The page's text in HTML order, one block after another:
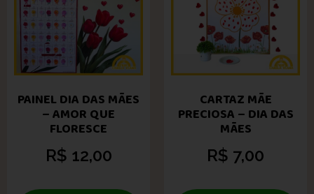
PAINEL DIA DAS MÃES
– AMOR QUE
FLORESCE
R$ 12,00
CARTAZ MÃE
PRECIOSA – DIA DAS
MÃES
R$ 7,00